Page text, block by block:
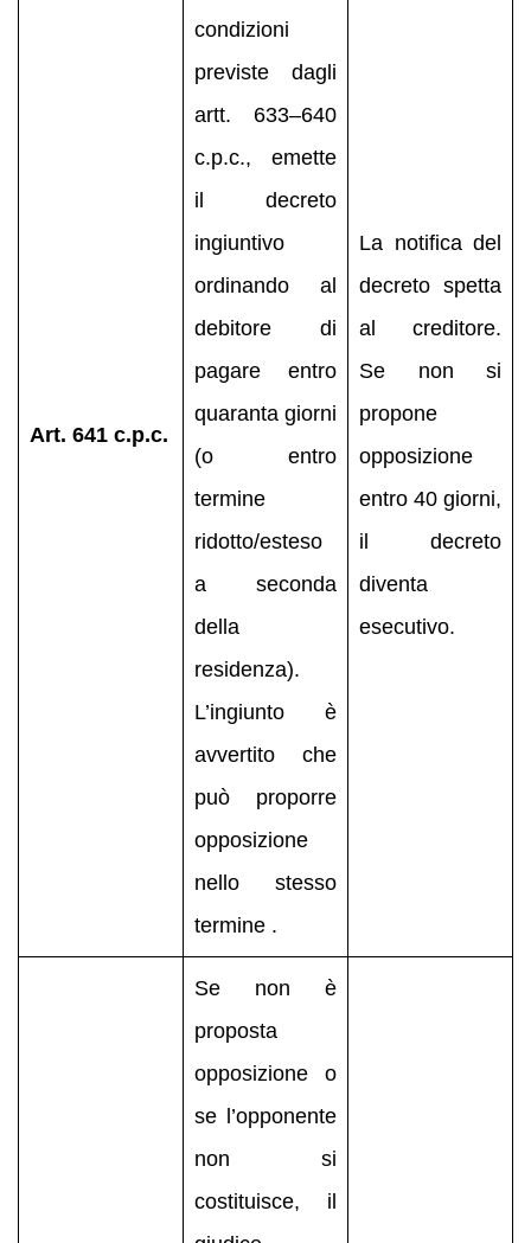
Art. 641 c.p.c.
condizioni
previste dagli
artt. 633–640
c.p.c., emette
il decreto
ingiuntivo
ordinando al
debitore di
pagare entro
quaranta giorni
(o entro
termine
ridotto/esteso
a seconda
della
residenza).
L’ingiunto è
avvertito che
può proporre
opposizione
nello stesso
termine .
La notifica del
decreto spetta
al creditore.
Se non si
propone
opposizione
entro 40 giorni,
il decreto
diventa
esecutivo.
Se non è
proposta
opposizione o
se l’opponente
non si
costituisce, il